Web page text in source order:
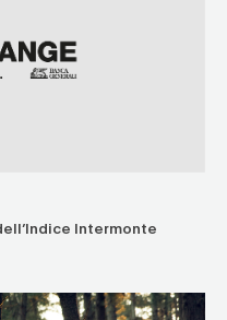
Intermonte